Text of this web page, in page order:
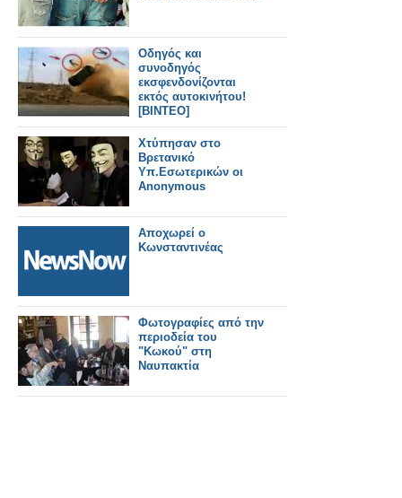
Οδηγός και
συνοδηγός
εκσφενδονίζονται
εκτός αυτοκινήτου!
[BINTEO]
Χτύπησαν στο
Βρετανικό
Υπ.Εσωτερικών οι
Anonymous
Αποχωρεί ο
Κωνσταντινέας
Φωτογραφίες από την
περιοδεία του
"Κωκού" στη
Ναυπακτία